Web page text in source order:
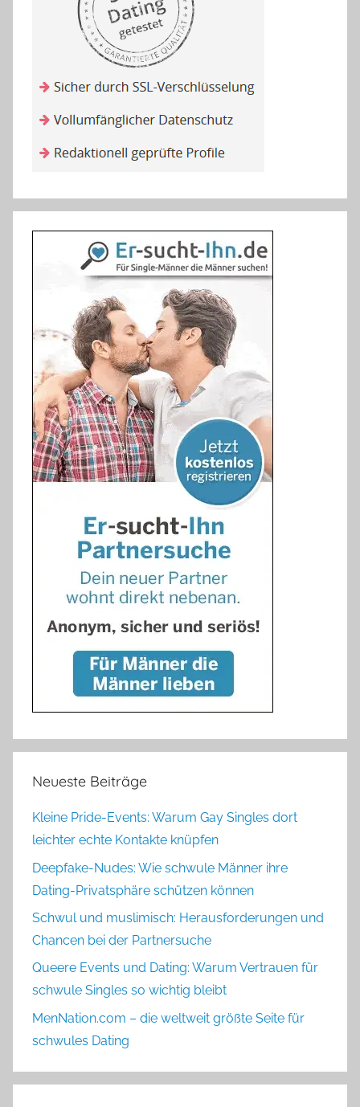
Neueste Beiträge
Kleine Pride-Events: Warum Gay Singles dort
leichter echte Kontakte knüpfen
Deepfake-Nudes: Wie schwule Männer ihre
Dating-Privatsphäre schützen können
Schwul und muslimisch: Herausforderungen und
Chancen bei der Partnersuche
Queere Events und Dating: Warum Vertrauen für
schwule Singles so wichtig bleibt
MenNation.com – die weltweit größte Seite für
schwules Dating